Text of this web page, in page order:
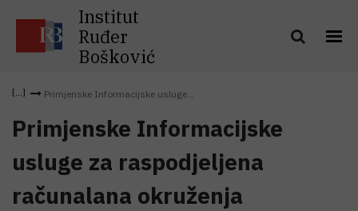
Institut
Ruđer
Bošković
Primjenske Informacijske usluge...
Primjenske Informacijske
usluge za raspodjeljena
računalana okruženja